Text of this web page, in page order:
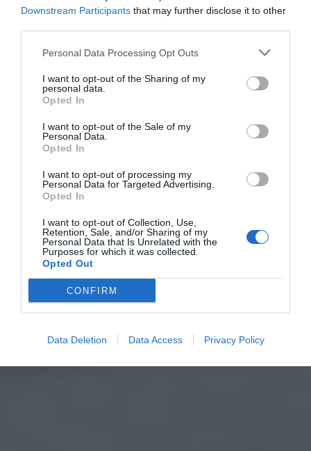
Downstream Participants that may further disclose it to other
Personal Data Processing Opt Outs
I want to opt-out of the Sharing of my
personal data.
Opted In
I want to opt-out of the Sale of my
Personal Data.
Opted In
I want to opt-out of processing my
Personal Data for Targeted Advertising.
Opted In
I want to opt-out of Collection, Use,
Retention, Sale, and/or Sharing of my
Personal Data that Is Unrelated with the
Purposes for which it was collected.
Opted Out
CONFIRM
Data Deletion Data Access Privacy Policy